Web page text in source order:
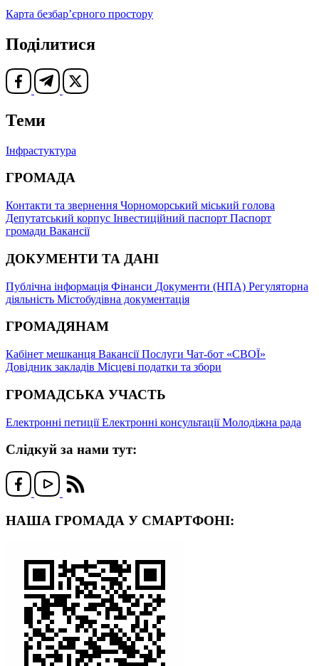
Карта безбар’єрного простору
Поділитися
Теми
Інфрастуктура
ГРОМАДА
Контакти та звернення Чорноморський міський голова
Депутатський корпус Інвестиційний паспорт Паспорт
громади Вакансії
ДОКУМЕНТИ ТА ДАНІ
Публічна інформація Фінанси Документи (НПА) Регуляторна
діяльність Містобудівна документація
ГРОМАДЯНАМ
Кабінет мешканця ВакансіїПослуги Чат-бот «СВОЇ»
Довідник закладів Місцеві податки та збори
ГРОМАДСЬКА УЧАСТЬ
Електронні петиціїЕлектронні консультаціїМолодіжна рада
Слідкуй за нами тут:
НАША ГРОМАДА У СМАРТФОНІ: